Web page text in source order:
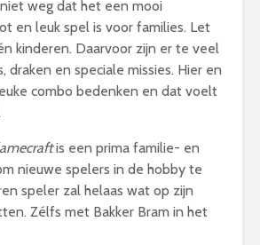
weg dat het een mooi
en leuk spel is voor families. Let
kinderen. Daarvoor zijn er te veel
draken en speciale missies. Hier en
combo bedenken en dat voelt
is een prima familie- en
nieuwe spelers in de hobby te
speler zal helaas wat op zijn
Zélfs met Bakker Bram in het